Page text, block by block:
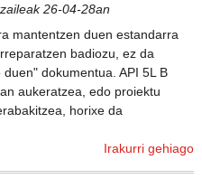
26-04-28an
mantentzen duen estandarra
badiozu, ez da
dokumentua. API 5L B
aukeratzea, edo proiektu
horixe da
Irakurri gehiago